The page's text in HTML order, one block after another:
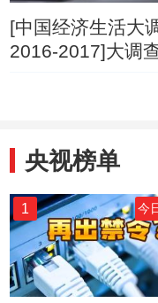
[中国经济生活大
2016-2017]大调查
央视榜单
1 今